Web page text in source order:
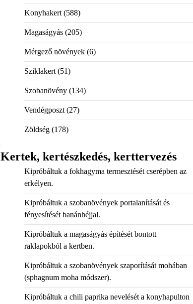
Konyhakert(588)
Magaságyás(205)
Mérgező növények(6)
Sziklakert(51)
Szobanövény(134)
Vendégposzt(27)
Zöldség(178)
Kertek, kertészkedés, kerttervezés
Kipróbáltuk a fokhagyma termesztését cserépben az
erkélyen.
Kipróbáltuk a szobanövények portalanítását és
fényesítését banánhéjjal.
Kipróbáltuk a magaságyás építését bontott
raklapokból a kertben.
Kipróbáltuk a szobanövények szaporítását mohában
(sphagnum moha módszer).
Kipróbáltuk a chili paprika nevelését a konyhapulton